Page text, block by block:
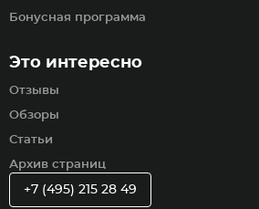
Бонусная программа
Это интересно
Отзывы
Обзоры
Статьи
Архив страниц
+7 (495) 215 28 49